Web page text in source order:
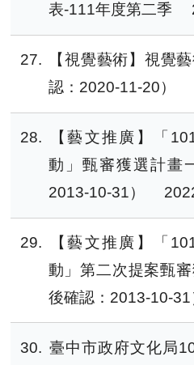
表-111年度第二季
27
【視覺藝術】視覺
認：2020-11-20）
28
【藝文推廣】「
動」甄審獲選計畫
2013-10-31）
29
【藝文推廣】「
動」第二次提案甄
後確認：2013-10-31
30
臺中市政府文化局